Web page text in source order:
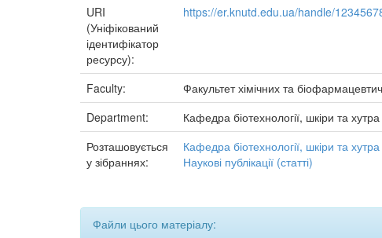
URI
(Уніфікований
ідентифікатор
ресурсу):
https://er.knutd.edu.ua/handle/
Faculty:
Факультет хімічних та
Department:
Кафедра біотехнології, шкіри та хутра
Розташовується
у зібраннях:
Кафедра біотехнології, шкіри та
Наукові публікації (статті)
Файли цього матеріалу: